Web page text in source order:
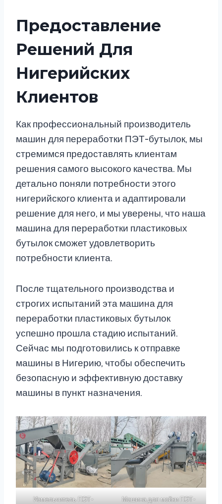
Предоставление
Решений Для
Нигерийских
Клиентов
Как профессиональный производитель
машин для переработки ПЭТ-бутылок, мы
стремимся предоставлять клиентам
решения самого высокого качества. Мы
детально поняли потребности этого
нигерийского клиента и адаптировали
решение для него, и мы уверены, что наша
машина для переработки пластиковых
бутылок сможет удовлетворить
потребности клиента.
После тщательного производства и
строгих испытаний эта машина для
переработки пластиковых бутылок
успешно прошла стадию испытаний.
Сейчас мы подготовились к отправке
машины в Нигерию, чтобы обеспечить
безопасную и эффективную доставку
машины в пункт назначения.
Измельчитель ПЭТ-
Машина для мойки ПЭТ-